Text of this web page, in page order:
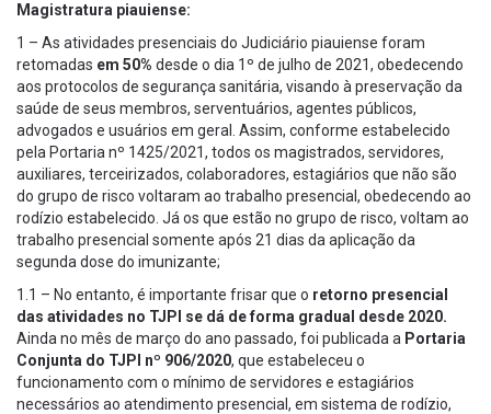
Magistratura piauiense:
1 – As atividades presenciais do Judiciário piauiense foram
retomadas em 50% desde o dia 1º de julho de 2021, obedecendo
aos protocolos de segurança sanitária, visando à preservação da
saúde de seus membros, serventuários, agentes públicos,
advogados e usuários em geral. Assim, conforme estabelecido
pela Portaria nº 1425/2021, todos os magistrados, servidores,
auxiliares, terceirizados, colaboradores, estagiários que não são
do grupo de risco voltaram ao trabalho presencial, obedecendo ao
rodízio estabelecido. Já os que estão no grupo de risco, voltam ao
trabalho presencial somente após 21 dias da aplicação da
segunda dose do imunizante;
1.1 – No entanto, é importante frisar que o retorno presencial
das atividades no TJPI se dá de forma gradual desde 2020.
Ainda no mês de março do ano passado, foi publicada a Portaria
Conjunta do TJPI nº 906/2020, que estabeleceu o
funcionamento com o mínimo de servidores e estagiários
necessários ao atendimento presencial, em sistema de rodízio,